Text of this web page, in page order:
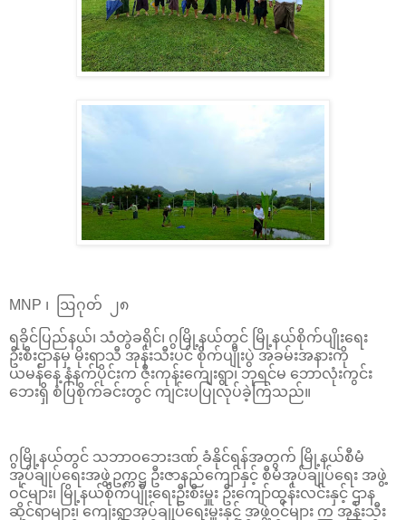
MNP ၊ ဩဂုတ် ၂၈
ရခိုင်ပြည်နယ်၊ သံတွဲခရိုင်၊ ဂွမြို့နယ်တွင် မြို့နယ်စိုက်ပျိုးရေး
ဦးစီးဌာနမှ မိုးရာသီ အုန်းသီးပင် စိုက်ပျိုးပွဲ အခမ်းအနားကို
ယမန်နေ့ နံနက်ပိုင်းက ဇီးကုန်းကျေးရွာ၊ ဘုရင်မ ဘောလုံးကွင်း
ဘေးရှိ စံပြစိုက်ခင်းတွင် ကျင်းပပြုလုပ်ခဲ့ကြသည်။
ဂွမြို့နယ်တွင် သဘာဝဘေးဒဏ် ခံနိုင်ရန်အတွက် မြို့နယ်စီမံ
အုပ်ချုပ်ရေးအဖွဲ့ဥက္ကဋ္ဌ ဦးဇာနည်ကျော်နှင့် စီမံအုပ်ချုပ်ရေး အဖွဲ့
ဝင်များ၊ မြို့နယ်စိုက်ပျိုးရေးဦးစီးမှူး ဦးကျော်ထွန်းလင်းနှင့် ဌာန
ဆိုင်ရာများ၊ ကျေးရွာအုပ်ချုပ်ရေးမှူးနှင့် အဖွဲ့ဝင်များ က အုန်းသီး